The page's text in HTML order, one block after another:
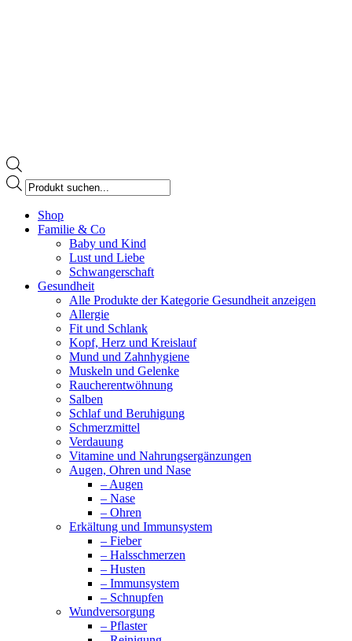
Products
search
page
opens
Shop
Familie & Co
Baby und Kind
Lust und Liebe
Schwangerschaft
Gesundheit
Alle Produkte der Kategorie Gesundheit anzeigen
Allergie
Fit und Schlank
Kopf, Herz und Kreislauf
Mund und Zahnhygiene
Muskeln und Gelenke
Raucherentwöhnung
Salben
Schlaf und Beruhigung
Schmerzmittel
Verdauung
Vitamine und Nahrungsergänzungen
Augen, Ohren und Nase
– Augen
– Nase
– Ohren
Erkältung und Immunsystem
– Fieber
– Halsschmerzen
– Husten
– Immunsystem
– Schnupfen
Wundversorgung
– Pflaster